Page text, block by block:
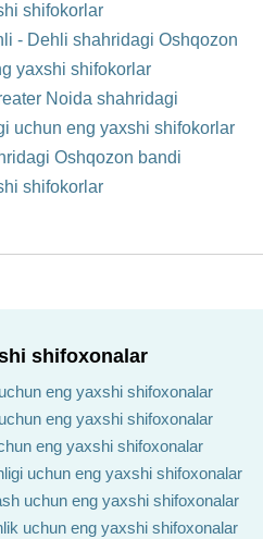
shifokorlar
- Dehli shahridagi Oshqozon
yaxshi shifokorlar
Noida shahridagi
uchun eng yaxshi shifokorlar
Oshqozon bandi
shifokorlar
shifoxonalar
eng yaxshi shifoxonalar
eng yaxshi shifoxonalar
eng yaxshi shifoxonalar
uchun eng yaxshi shifoxonalar
uchun eng yaxshi shifoxonalar
uchun eng yaxshi shifoxonalar